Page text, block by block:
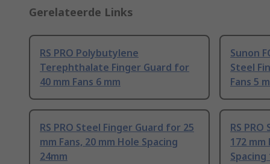
Gerelateerde Links
RS PRO Polybutylene
Terephthalate Finger Guard for
40 mm Fans 6 mm
Sunon
Steel
Fans 5
RS PRO Steel Finger Guard for 25
mm Fans, 20 mm Hole Spacing
24mm
RS
172 mm
Spacing